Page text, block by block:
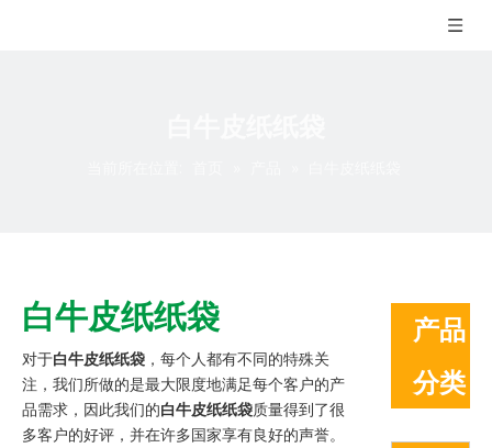
白牛皮纸纸袋
对于白牛皮纸纸袋 ，每个人都有不同的特殊关
注，我们所做的是最大限度地满足每个客户的产
品需求，因此我们的白牛皮纸纸袋质量得到了很
多客户的好评，并在许多国家享有良好的声誉。
产品
分类